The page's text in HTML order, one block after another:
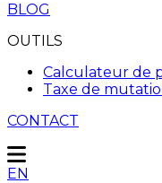
BLOG
OUTILS
Calculateur de
Taxe de
CONTACT
EN